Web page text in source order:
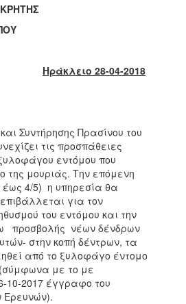
Ηράκλειο 28-04-2018
Συντήρησης Πρασίνου του
τις προσπάθειες
εντόμου που
της μουριάς. Την επόμενη
4/5) η υπηρεσία θα
για τον
του εντόμου και την
προσβολής νέων δένδρων
στην κοπή δέντρων, τα
από το ξυλοφάγο έντομο
(σύμφωνα με το με
10-2017 έγγραφο του
Ερευνών).